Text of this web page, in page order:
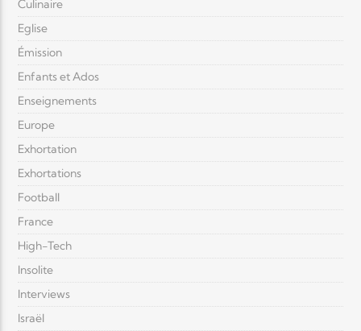
Culinaire
Eglise
Émission
Enfants et Ados
Enseignements
Europe
Exhortation
Exhortations
Football
France
High-Tech
Insolite
Interviews
Israël